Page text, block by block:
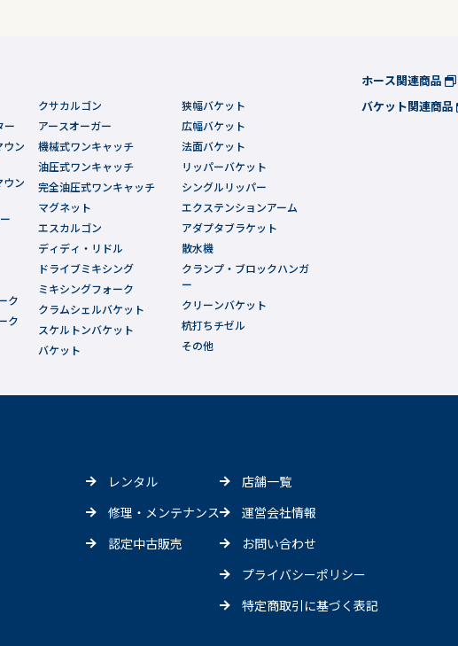
ー
ウン
ウン
ク
ク
クサカルゴン
アースオーガー
機械式ワンキャッチ
油圧式ワンキャッチ
完全油圧式ワンキャッチ
マグネット
エスカルゴン
ディディ・リドル
ドライブミキシング
ミキシングフォーク
クラムシェルバケット
スケルトンバケット
バケット
狭幅バケット
広幅バケット
法面バケット
リッパーバケット
シングルリッパー
エクステンションアーム
アダプタブラケット
散水機
クランプ・ブロックハンガ
ー
クリーンバケット
杭打ちチゼル
その他
ホース関連商品
バケット関連商品
レンタル
修理・メンテナンス
認定中古販売
店舗一覧
運営会社情報
お問い合わせ
プライバシーポリシー
特定商取引に基づく表記